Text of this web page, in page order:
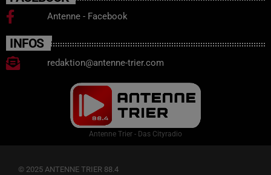
Antenne - Facebook
INFOS
redaktion@antenne-trier.com
Antenne Trier - Das Cityradio
© 2025 ANTENNE TRIER 88.4